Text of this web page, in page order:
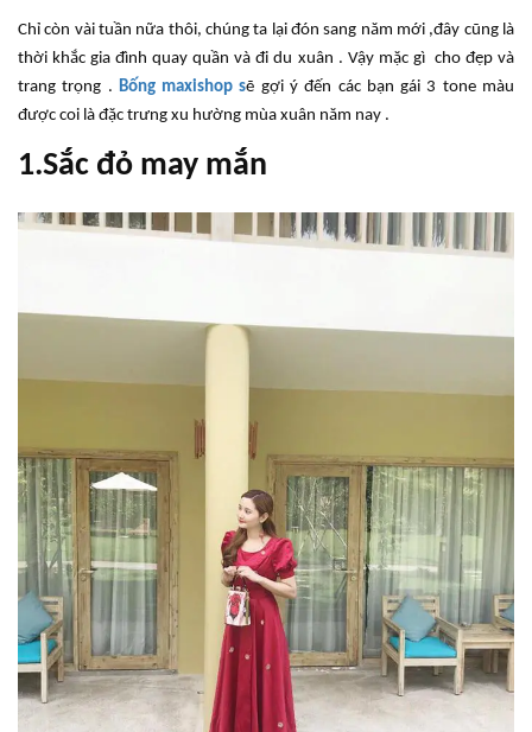
Chỉ còn vài tuần nữa thôi, chúng ta lại đón sang năm mới ,đây cũng là
thời khắc gia đình quay quần và đi du xuân . Vậy mặc gì cho đẹp và
trang trọng . Bống maxishop sẽ gợi ý đến các bạn gái 3 tone màu
được coi là đặc trưng xu hường mùa xuân năm nay .
1.Sắc đỏ may mắn